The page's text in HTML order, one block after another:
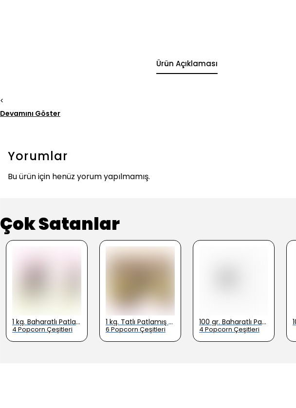
Ürün Açıklaması
<
Devamını Göster
Yorumlar
Bu ürün için henüz yorum yapılmamış.
Çok Satanlar
1 kg. Baharatlı Patlamış Mısır Çeşitleri - 2724
4 Popcorn Çeşitleri
1 kg. Tatlı Patlamış Mısır Çeşitleri - 2722
6 Popcorn Çeşitleri
100 gr. Baharatlı Patlamış Mısır Çeşitleri - 2762-3
4 Popcorn Çeşitleri